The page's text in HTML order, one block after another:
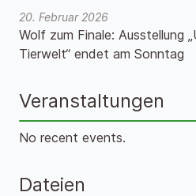
20. Februar 2026
Wolf zum Finale: Ausstellung
Tierwelt“ endet am Sonntag
Veranstaltungen
No recent events.
Dateien